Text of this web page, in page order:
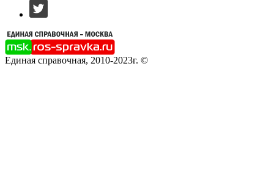
Единая справочная, 2010-2023г. ©